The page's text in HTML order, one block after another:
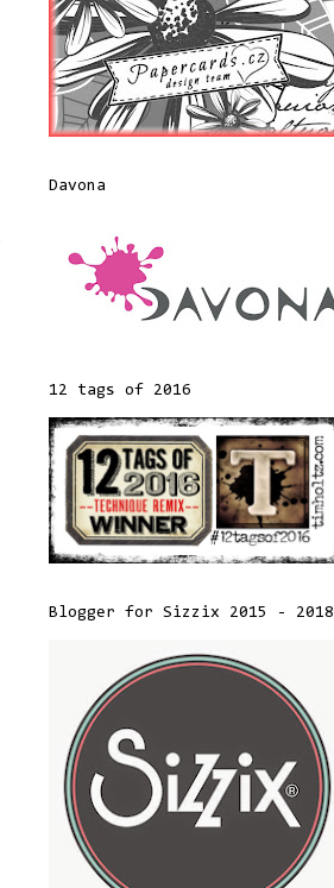
Davona
12 tags of 2016
Blogger for Sizzix 2015 - 2018